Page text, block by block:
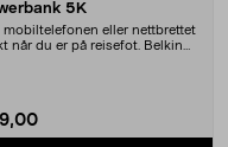
5K
mobiltelefonen eller nettbrettet
når du er på reisefot. Belkin